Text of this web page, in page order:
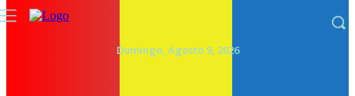
Domingo, Agosto 9, 2026